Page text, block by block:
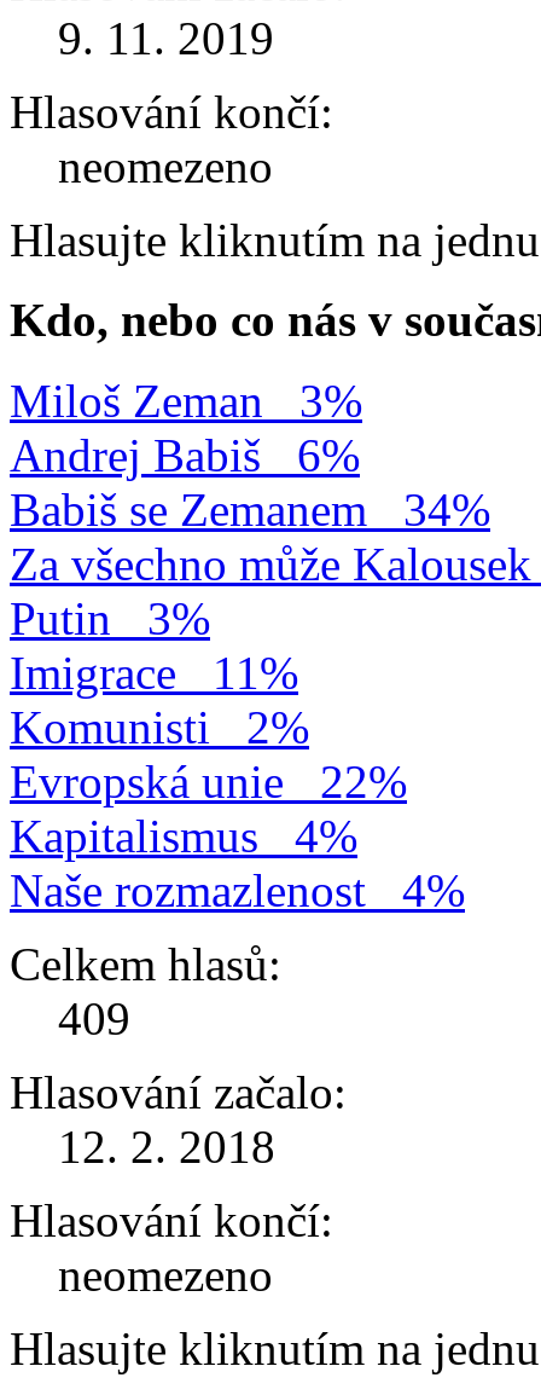
9. 11. 2019
Hlasování končí:
neomezeno
Hlasujte kliknutím na
Kdo, nebo co nás v
Miloš Zeman
3%
Andrej Babiš
6%
Babiš se Zemanem
34%
Za všechno může Kalousek
Putin
3%
Imigrace
11%
Komunisti
2%
Evropská unie
22%
Kapitalismus
4%
Naše rozmazlenost
4%
Celkem hlasů:
409
Hlasování začalo:
12. 2. 2018
Hlasování končí:
neomezeno
Hlasujte kliknutím na